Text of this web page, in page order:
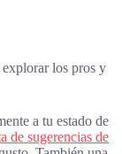
los pros y
a tu estado de
de sugerencias de